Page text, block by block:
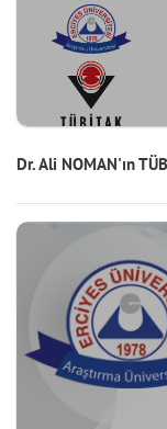
Dr. Ali NOMAN'ın